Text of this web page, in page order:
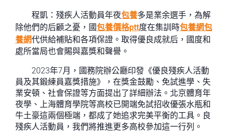
程凱：殘疾人活動員年夜包養多是業余選手，為解
除他們的后顧之憂，國包養價格ptt度在集訓時包養網包
養網代供給補貼和各項保證。取得優良成就后，國度和
處所當局也會賜與嘉獎和聲譽。
2023年7月，國務院辦公廳印發《優良殘疾人活動
員及其鍛練員嘉獎措施》，在獎金鼓勵、免試進學、失
業安頓、社會保證等方面提出了詳細辦法。北京體育年
夜學、上海體育學院等高校已開端免試招收優張水瓶和
牛土豪這兩個極端，都成了她追求完美平衡的工具。良
殘疾人活動員，我們將推進更多高校參加這一行列。